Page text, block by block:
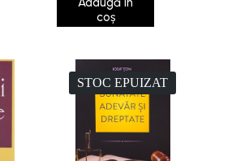
coș
STOC EPUIZAT